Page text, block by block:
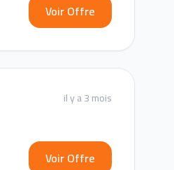
Voir Offre
il y a 3 mois
Voir Offre